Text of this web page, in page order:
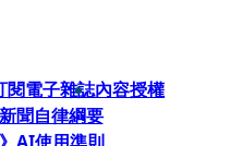
閱電子雜誌內容授權
聞自律綱要